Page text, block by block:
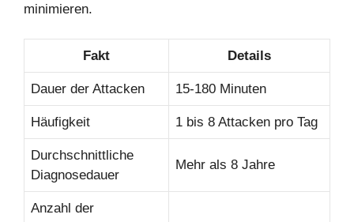
minimieren.
Fakt Details
Dauer der Attacken 15-180 Minuten
Häufigkeit 1 bis 8 Attacken pro Tag
Durchschnittliche
Diagnosedauer
Mehr als 8 Jahre
Anzahl der